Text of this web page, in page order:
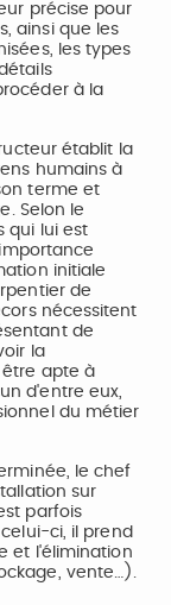
précise pour
ainsi que les
les types
à la
établit la
humains à
terme et
Selon le
qui lui est
initiale
de
nécessitent
de
la
être apte à
d'entre eux,
du métier
le chef
sur
parfois
ci, il prend
et l'élimination
vente…).